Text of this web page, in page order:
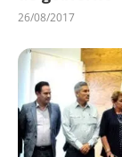
26/08/2017